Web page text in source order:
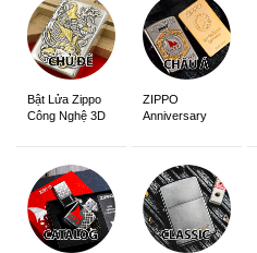
Bật Lửa Zippo
Công Nghệ 3D
ZIPPO
Anniversary